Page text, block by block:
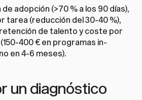
adopción (>70 % a los 90 días),
tarea (reducción del 30-40 %),
de talento y coste por
400 € en programas in-
en 4-6 meses).
un diagnóstico